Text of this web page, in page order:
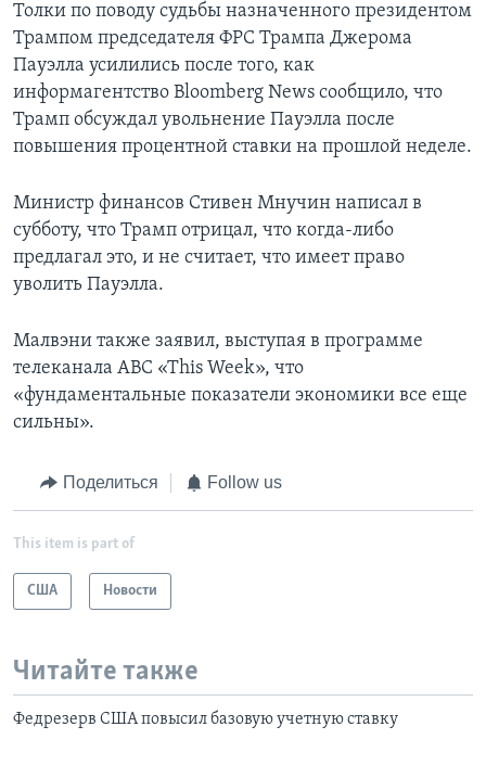
Толки по поводу судьбы назначенного президентом
Трампом председателя ФРС Трампа Джерома
Пауэлла усилились после того, как
информагентство Bloomberg News сообщило, что
Трамп обсуждал увольнение Пауэлла после
повышения процентной ставки на прошлой неделе.
Министр финансов Стивен Мнучин написал в
субботу, что Трамп отрицал, что когда-либо
предлагал это, и не считает, что имеет право
уволить Пауэлла.
Малвэни также заявил, выступая в программе
телеканала ABC «This Week», что
«фундаментальные показатели экономики все еще
сильны».
Поделиться Follow us
This item is part of
США Новости
Читайте также
Федрезерв США повысил базовую учетную ставку